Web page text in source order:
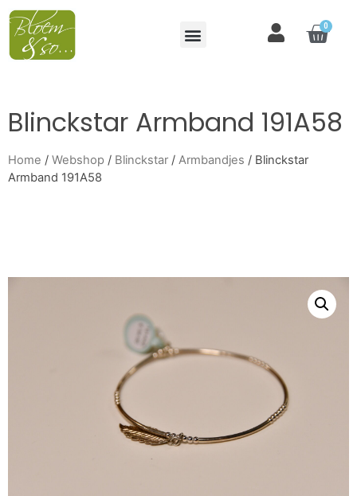
0
Blinckstar Armband 191A58
Home / Webshop / Blinckstar / Armbandjes / Blinckstar
Armband 191A58